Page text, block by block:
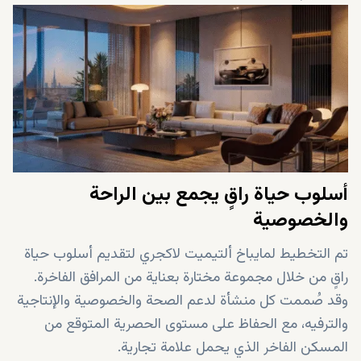
أسلوب حياة راقٍ يجمع بين الراحة
والخصوصية
تم التخطيط لمايباخ ألتيميت لاكجري لتقديم أسلوب حياة
راقٍ من خلال مجموعة مختارة بعناية من المرافق الفاخرة.
وقد صُممت كل منشأة لدعم الصحة والخصوصية والإنتاجية
والترفيه، مع الحفاظ على مستوى الحصرية المتوقع من
المسكن الفاخر الذي يحمل علامة تجارية.